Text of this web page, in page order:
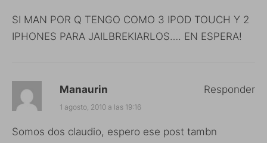
SI MAN POR Q TENGO COMO 3 IPOD TOUCH Y 2
IPHONES PARA JAILBREKIARLOS…. EN ESPERA!
Manaurin
1 agosto, 2010 a las 19:16
Somos dos claudio, espero ese post tambn
Responder